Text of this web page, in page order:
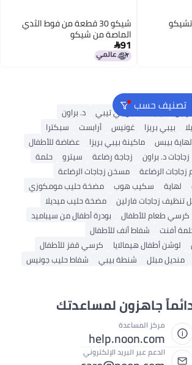
شيكو 30 قطعة من فوط الثدي
الماصة من شيكو
91
تصنيف حسب
بيبيلاند تومي تيبي
د. براون
بيبي بريزا غونيس أرابست
سبكترا
لهاية بيبس ماكينة بيبي بريزا
عضاضة للأطفال
زجاجات د. براون زجاجة رضاعة سيترو
حلمة
الرضاعة
مسخن زجاجات الرضاعة
لهاية سكيب هوب
مضخة حليب مومكوزي
تنظيف زجاجات فارلين
مضخة حليب ميديلا
كرسي طعام للأطفال
بودرة أطفال من سيباميد
أفنت
شفاط أنف للأطفال
لوشن أطفال هيمالايا
كرسي قفز للأطفال
منديل مبلل شنطة بيبي
شفاط حليب جونيس
جاهزون لمساعدتك
مركز المساعدة
help.noon.com
الدعم عبر البريد الإلكتروني